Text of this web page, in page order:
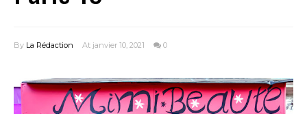
By La Rédaction At janvier 10, 2021 0